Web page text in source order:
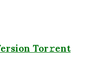
Tor𝚛ent